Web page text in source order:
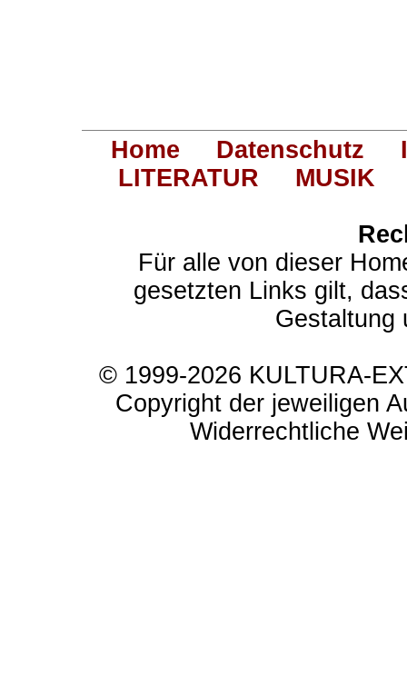
Home Datenschutz
LITERATUR
MUSIK
Für alle von dieser
gesetzten Links gilt,
Gestaltung
© 1999-2026 KULTURA-
Copyright der jeweiligen
Widerrechtliche